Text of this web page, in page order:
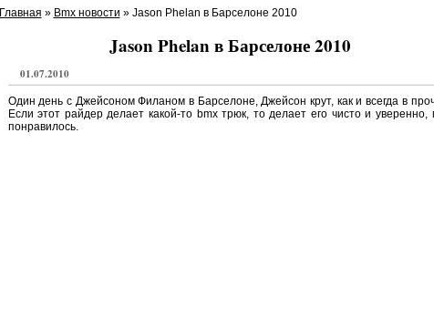
Главная » Bmx новости » Jason Phelan в Барселоне 2010
Jason Phelan в Барселоне 2010
01.07.2010
Один день с Джейсоном Филаном в Барселоне, Джейсон крут, как и всегда в
Если этот райдер делает какой-то bmx трюк, то делает его чисто и уверенно,
понравилось.